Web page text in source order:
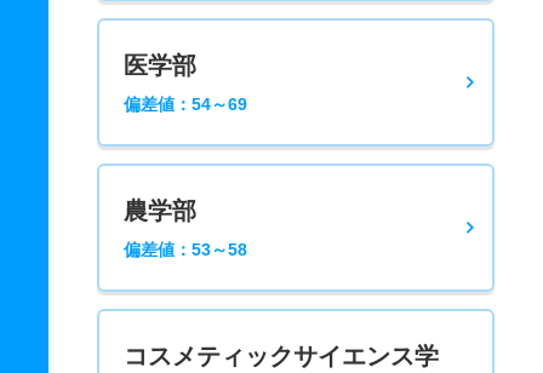
医学部
偏差値：54～69
農学部
偏差値：53～58
コスメティックサイエンス学